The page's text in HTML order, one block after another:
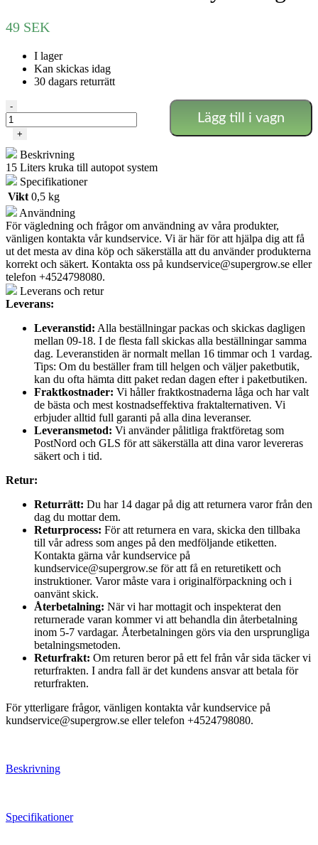
49 SEK
I lager
Kan skickas idag
30 dagars returrätt
AutoPot
15
L
Fyrkantig
mängd
-
+
Lägg till i vagn
Beskrivning
15 Liters kruka till autopot system
Specifikationer
Vikt 0,5 kg
Användning
För vägledning och frågor om användning av våra produkter,
vänligen kontakta vår kundservice. Vi är här för att hjälpa dig att få
ut det mesta av dina köp och säkerställa att du använder produkterna
korrekt och säkert. Kontakta oss på kundservice@supergrow.se eller
telefon +4524798080.
Leverans och retur
Leverans:
Leveranstid: Alla beställningar packas och skickas dagligen
mellan 09-18. I de flesta fall skickas alla beställningar samma
dag. Leveranstiden är normalt mellan 16 timmar och 1 vardag.
Tips: Om du beställer fram till helgen och väljer paketbutik,
kan du ofta hämta ditt paket redan dagen efter i paketbutiken.
Fraktkostnader: Vi håller fraktkostnaderna låga och har valt
de bästa och mest kostnadseffektiva fraktalternativen. Vi
erbjuder alltid full garanti på alla dina leveranser.
Leveransmetod: Vi använder pålitliga fraktföretag som
PostNord och GLS för att säkerställa att dina varor levereras
säkert och i tid.
Retur:
Returrätt: Du har 14 dagar på dig att returnera varor från den
dag du mottar dem.
Returprocess: För att returnera en vara, skicka den tillbaka
till vår adress som anges på den medföljande etiketten.
Kontakta gärna vår kundservice på
kundservice@supergrow.se för att få en returetikett och
instruktioner. Varor måste vara i originalförpackning och i
oanvänt skick.
Återbetalning: När vi har mottagit och inspekterat den
returnerade varan kommer vi att behandla din återbetalning
inom 5-7 vardagar. Återbetalningen görs via den ursprungliga
betalningsmetoden.
Returfrakt: Om returen beror på ett fel från vår sida täcker vi
returfrakten. I andra fall är det kundens ansvar att betala för
returfrakten.
För ytterligare frågor, vänligen kontakta vår kundservice på
kundservice@supergrow.se eller telefon +4524798080.
Beskrivning
Specifikationer